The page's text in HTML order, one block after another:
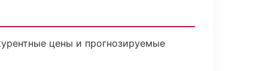
цены и прогнозируемые